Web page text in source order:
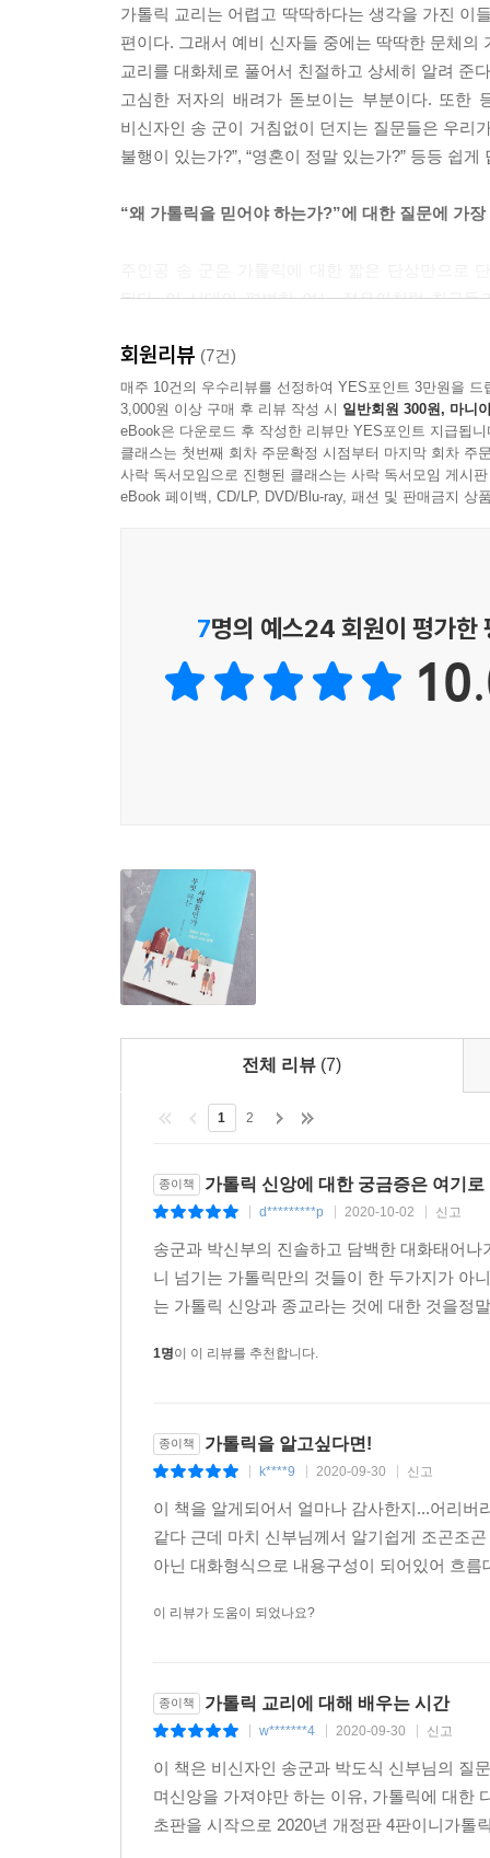
로를 세울 수 있는 기간은 이 세상살이를 하는 기
살아 있는 동안은 내 영혼이 천국이냐, 지옥이냐,
습니다. 그러니 정말 뜻있게 살아야 합니다.
--- p.506, 「세상, 천국, 지옥, 연옥」 중에서
우리 가톨릭 신자들이 흔히 저지르는 큰 잘못이
장에 가서는 전혀 신앙이 없는 것처럼 산다는 것
가톨릭 교리는 어렵고 딱딱하다는 생각을 가진 이
편이다. 그래서 예비 신자들 중에는 딱딱한 문체
교리를 대화체로 풀어서 친절하고 상세히 알려 준
고심한 저자의 배려가 돋보이는 부분이다. 또한
비신자인 송 군이 거침없이 던지는 질문들은 우리
불행이 있는가?”, “영혼이 정말 있는가?” 등등 쉽
“왜 가톨릭을 믿어야 하는가?”에 대한 질문에 가
된다. 이 시대의 평범한 여느 젊은이처럼 친구
비롯한 풍부한 내용을 구체적 사례로 이야기해
것임을 깨닫고 세례를 받는다.
우리 역시도 송 군처럼 삶의 무의미함을 깊이 깨
그래서 송 군의 질문은 곧 우리가 던질 법한 이야
것을 느낄 수 있을 것이다. 또한 다시금 우리의 신
주일이면 성당에도 나와야 하며, 기도도 바쳐야
생활의 자유가 적고 귀찮은 일이 많겠지만, 이것
말이다.
말할 수 없습니다. 인간은 영원한 것과 무한한
하지만 신앙은 우리를 영원과 무한의 세계로 끌고
― 본문 중에서
회원리뷰 (7건)
매주 10건의 우수리뷰를 선정하여 YES포인트 3만원을 드
3,000원 이상 구매 후 리뷰 작성 시 일반회원 300원, 마니
eBook은 다운로드 후 작성한 리뷰만 YES포인트 지급됩니
클래스는 첫번째 회차 주문확정 시점부터 마지막 회차 주
사락 독서모임으로 진행된 클래스는 사락 독서모임 게시
eBook 페이백, CD/LP, DVD/Blu-ray, 패션 및 판매금지 상
7명의 예스24 회원이 평가한
전체 리뷰 (7)
1 2
종이책 가톨릭 신앙에 대한 궁금증은 여기로
d*********p 2020-10-02 신고
송군과 박신부의 진솔하고 담백한 대화태어
니 넘기는 가톨릭만의 것들이 한 두가지가 아
는 가톨릭 신앙과 종교라는 것에 대한 것을정
1명이 이 리뷰를 추천합니다.
종이책 가톨릭을 알고싶다면!
k****9 2020-09-30 신고
이 책을 알게되어서 얼마나 감사한지...어리
같다 근데 마치 신부님께서 알기쉽게 조곤조
아닌 대화형식으로 내용구성이 되어있어 흐
이 리뷰가 도움이 되었나요?
종이책 가톨릭 교리에 대해 배우는 시간
w*******4 2020-09-30 신고
이 책은 비신자인 송군과 박도식 신부님의 질
며신앙을 가져야만 하는 이유, 가톨릭에 대한
초판을 시작으로 2020년 개정판 4판이니가